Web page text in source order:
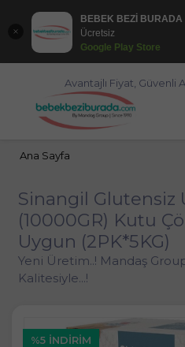
BEBEK BEZİ BURADA
Ücretsiz
Google Play Store
Avantajlı Fiyat, Güvenli
Ana Sayfa
Sinangil Glutensiz
(10000GR) Kutu
Uygun (2PK*5KG)
Yeni Üretim..! Mandaş
Kalitesiyle...!
%5 İNDIRIM